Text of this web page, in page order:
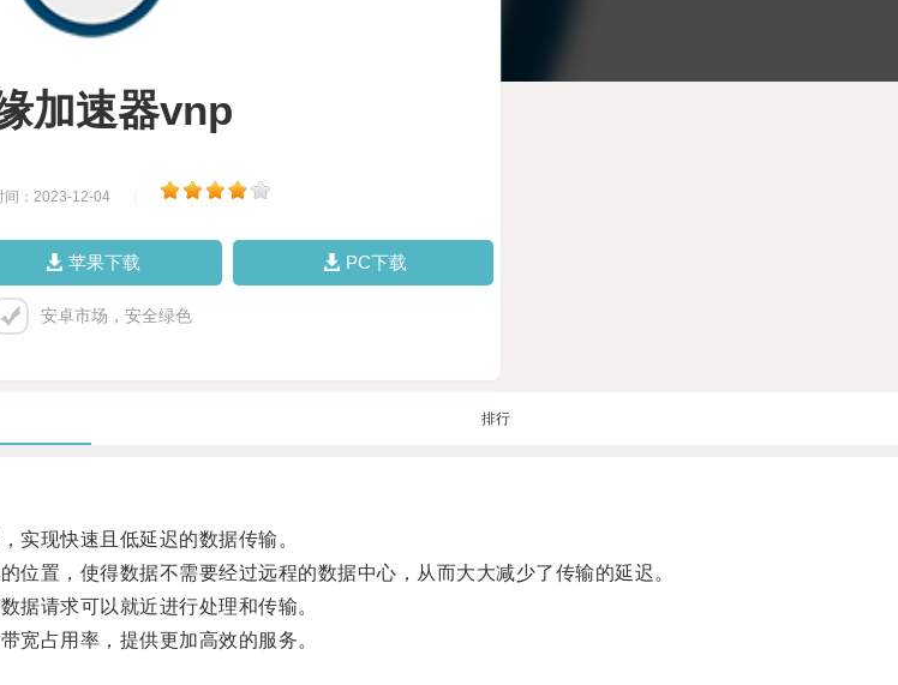
加速器vnp
间：2023-12-04
苹果下载 PC下载
安卓市场，安全绿色
排行
现快速且低延迟的数据传输。
置，使得数据不需要经过远程的数据中心，从而大大减少了传输的延迟。
请求可以就近进行处理和传输。
占用率，提供更加高效的服务。